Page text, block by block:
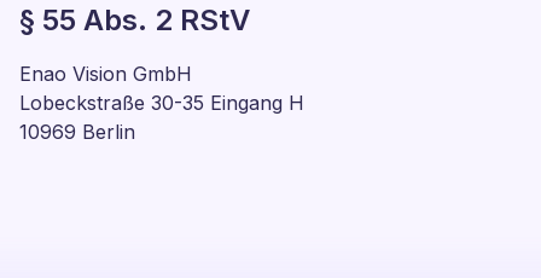
§ 55 Abs. 2 RStV
Enao Vision GmbH
Lobeckstraße 30-35 Eingang H
10969 Berlin